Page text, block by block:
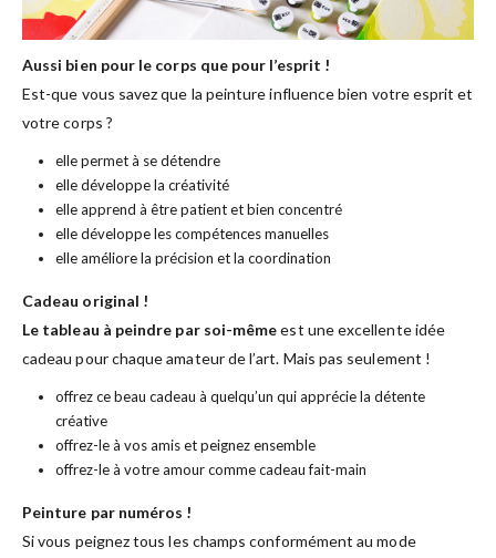
Aussi bien pour le corps que pour l’esprit !
Est-que vous savez que la peinture influence bien votre esprit et
votre corps ?
elle permet à se détendre
elle développe la créativité
elle apprend à être patient et bien concentré
elle développe les compétences manuelles
elle améliore la précision et la coordination
Cadeau original !
Le tableau à peindre par soi-mêmeest une excellente idée
cadeau pour chaque amateur de l’art. Mais pas seulement !
offrez ce beau cadeau à quelqu’un qui apprécie la détente
créative
offrez-le à vos amis et peignez ensemble
offrez-le à votre amour comme cadeau fait-main
Peinture par numéros !
Si vous peignez tous les champs conformément au mode